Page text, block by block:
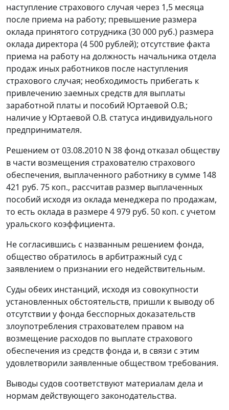
наступление страхового случая через 1,5 месяца
после приема на работу; превышение размера
оклада принятого сотрудника (30 000 руб.) размера
оклада директора (4 500 рублей); отсутствие факта
приема на работу на должность начальника отдела
продаж иных работников после наступления
страхового случая; необходимость прибегать к
привлечению заемных средств для выплаты
заработной платы и пособий Юртаевой О.В.;
наличие у Юртаевой О.В. статуса индивидуального
предпринимателя.
Решением от 03.08.2010 N 38 фонд отказал обществу
в части возмещения страхователю страхового
обеспечения, выплаченного работнику в сумме 148
421 руб. 75 коп., рассчитав размер выплаченных
пособий исходя из оклада менеджера по продажам,
то есть оклада в размере 4 979 руб. 50 коп. с учетом
уральского коэффициента.
Не согласившись с названным решением фонда,
общество обратилось в арбитражный суд с
заявлением о признании его недействительным.
Суды обеих инстанций, исходя из совокупности
установленных обстоятельств, пришли к выводу об
отсутствии у фонда бесспорных доказательств
злоупотребления страхователем правом на
возмещение расходов по выплате страхового
обеспечения из средств фонда и, в связи с этим
удовлетворили заявленные обществом требования.
Выводы судов соответствуют материалам дела и
нормам действующего законодательства.